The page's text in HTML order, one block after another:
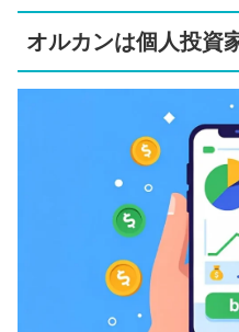
オルカンは個人投資